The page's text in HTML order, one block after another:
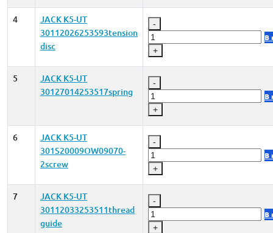
4
JACK K5-UT
30112026253593tension
disc
-
+
В
5
JACK K5-UT
30127014253517spring
-
+
В
6
JACK K5-UT
301S20009OW09070-
2screw
-
+
В
7
JACK K5-UT
30112033253511thread
guide
-
+
В